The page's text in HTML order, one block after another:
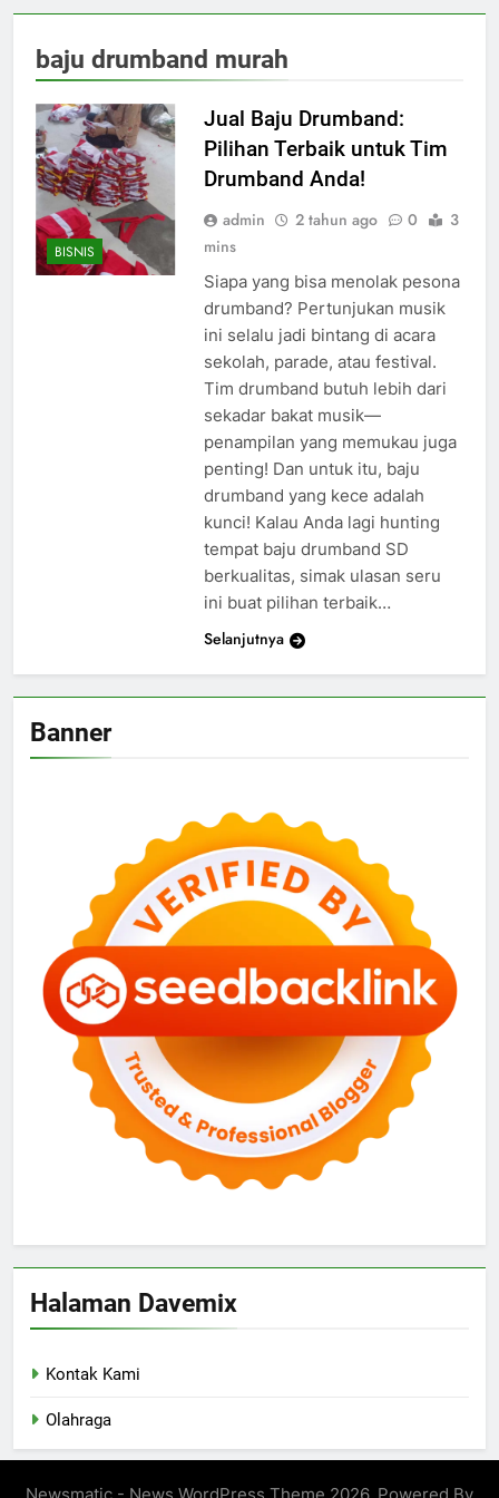
baju drumband murah
BISNIS
Jual Baju Drumband:
Pilihan Terbaik untuk Tim
Drumband Anda!
admin 2 tahun ago 0
3
mins
Siapa yang bisa menolak pesona
drumband? Pertunjukan musik
ini selalu jadi bintang di acara
sekolah, parade, atau festival.
Tim drumband butuh lebih dari
sekadar bakat musik—
penampilan yang memukau juga
penting! Dan untuk itu, baju
drumband yang kece adalah
kunci! Kalau Anda lagi hunting
tempat baju drumband SD
berkualitas, simak ulasan seru
ini buat pilihan terbaik…
Selanjutnya
Banner
Halaman Davemix
Kontak Kami
Olahraga